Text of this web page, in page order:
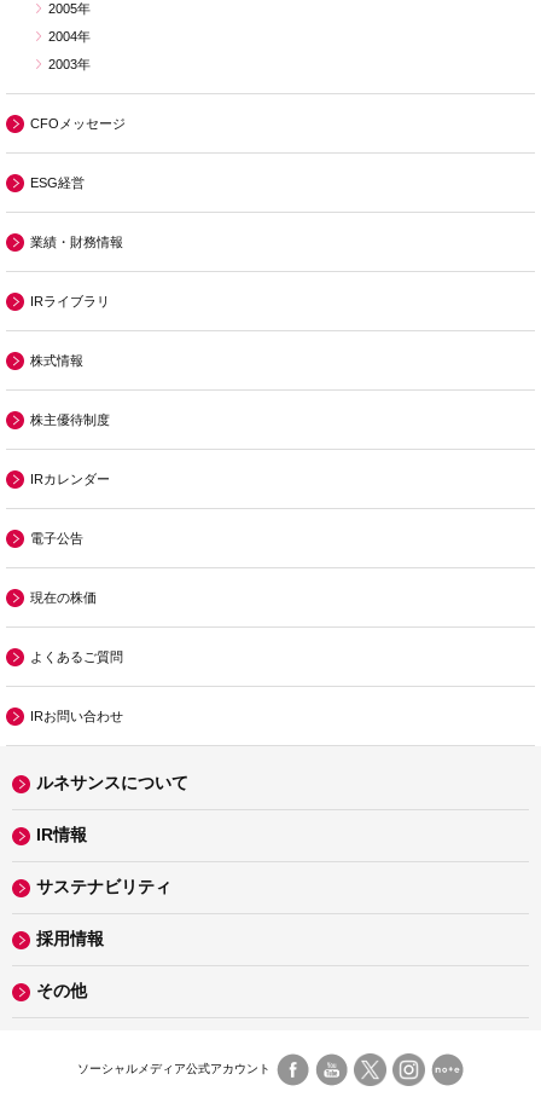
2005年
2004年
2003年
CFOメッセージ
ESG経営
業績・財務情報
IRライブラリ
株式情報
株主優待制度
IRカレンダー
電子公告
現在の株価
よくあるご質問
IRお問い合わせ
ルネサンスについて
IR情報
サステナビリティ
採用情報
その他
ソーシャルメディア公式アカウント